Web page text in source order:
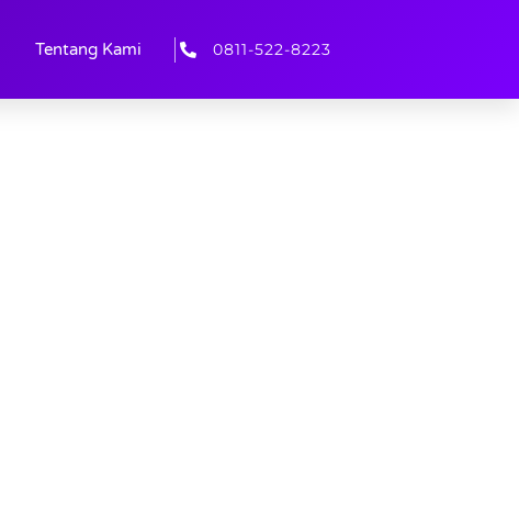
Tentang Kami 0811-522-8223